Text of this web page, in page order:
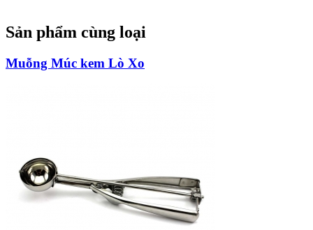
Sản phẩm cùng loại
Muỗng Múc kem Lò Xo